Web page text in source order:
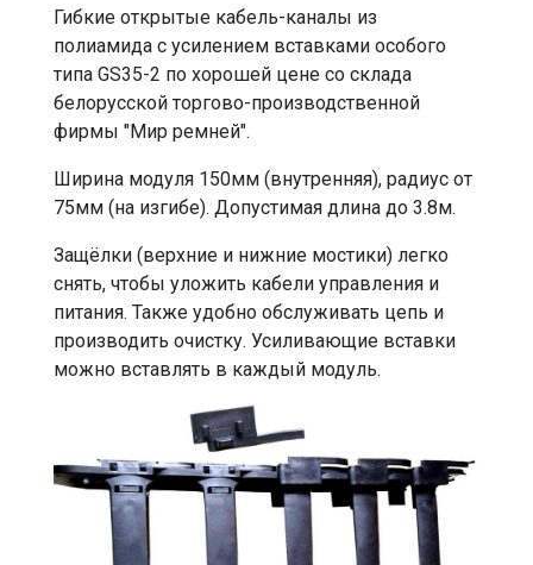
Гибкие открытые кабель-каналы из
полиамида с усилением вставками особого
типа GS35-2 по хорошей цене со склада
белорусской торгово-производственной
фирмы "Мир ремней".
Ширина модуля 150мм (внутренняя), радиус от
75мм (на изгибе). Допустимая длина до 3.8м.
Защёлки (верхние и нижние мостики) легко
снять, чтобы уложить кабели управления и
питания. Также удобно обслуживать цепь и
производить очистку. Усиливающие вставки
можно вставлять в каждый модуль.